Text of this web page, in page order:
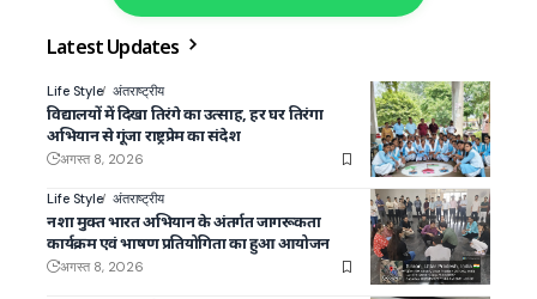
Latest Updates
Life Style अंतराष्ट्रीय
विद्यालयों में दिखा तिरंगे का उत्साह, हर घर तिरंगा
अभियान से गूंजा राष्ट्रप्रेम का संदेश
अगस्त 8, 2026
Life Style अंतराष्ट्रीय
नशा मुक्त भारत अभियान के अंतर्गत जागरूकता
कार्यक्रम एवं भाषण प्रतियोगिता का हुआ आयोजन
अगस्त 8, 2026